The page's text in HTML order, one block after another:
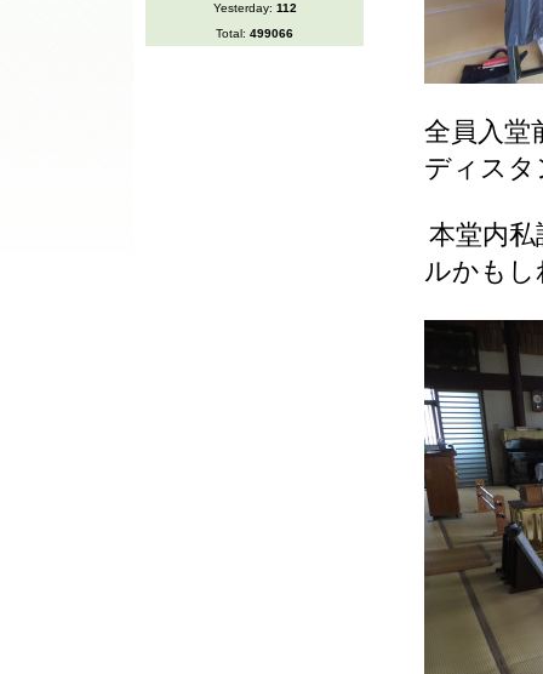
全員入
ディス
本堂内
ルかも
Yesterday: 112
Total: 499066